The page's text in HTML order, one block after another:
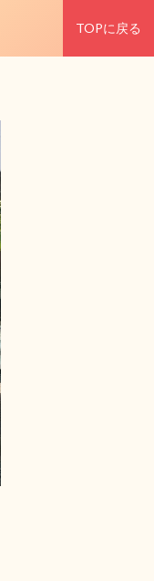
TOPに戻る